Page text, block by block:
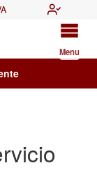
Menu